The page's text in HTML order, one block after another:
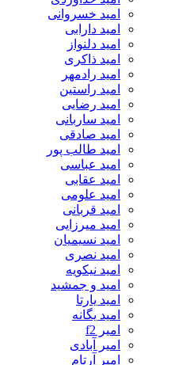
امید خسروانی
امید دارابی
امید دلنواز
امید ذاکری
امید رادمهر
امید راستین
امید رضایی
امید ساربانی
امید صادقی
امید طالب پور
امید عباسی
امید عقابی
امید علومی
امید قربانی
امید میرزایی
امید نسیمیان
امید نصری
امید نیکویه
امید و جمشید
امید یارتا
امید یگانه
امیر f2
امیر آبادی
امیر آرتام